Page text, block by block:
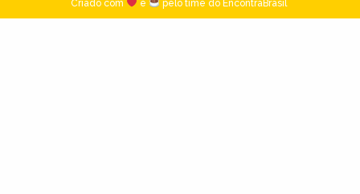
Criado com
e pelo time do EncontraBrasil